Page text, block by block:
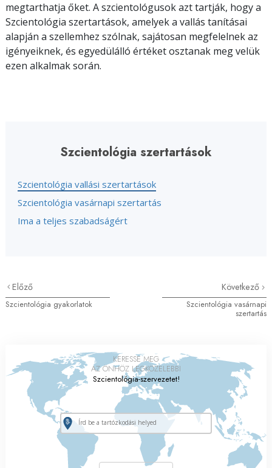
megtarthatja őket. A szcientológusok azt tartják, hogy a
Szcientológia szertartások, amelyek a vallás tanításai
alapján a szellemhez szólnak, sajátosan megfelelnek az
igényeiknek, és egyedülálló értéket osztanak meg velük
ezen alkalmak során.
Szcientológia szertartások
Szcientológia vallási szertartások
Szcientológia vasárnapi szertartás
Ima a teljes szabadságért
Előző
Szcientológia gyakorlatok
Következő
Szcientológia vasárnapi
szertartás
KERESSE MEG
AZ ÖNHÖZ LEGKÖZELEBBI
Szcientológia-szervezetet!